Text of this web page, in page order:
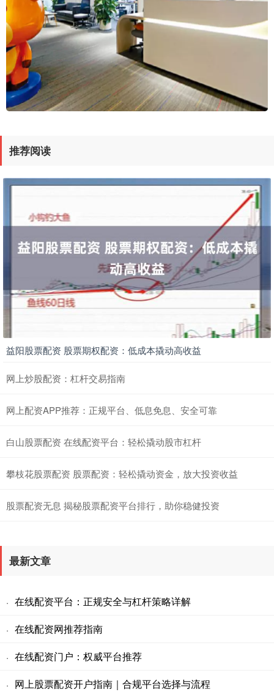
推荐阅读
益阳股票配资 股票期权配资：低成本撬动高收益
网上炒股配资：杠杆交易指南
网上配资APP推荐：正规平台、低息免息、安全可靠
白山股票配资 在线配资平台：轻松撬动股市杠杆
攀枝花股票配资 股票配资：轻松撬动资金，放大投资收益
股票配资无息 揭秘股票配资平台排行，助你稳健投资
最新文章
· 在线配资平台：正规安全与杠杆策略详解
· 在线配资网推荐指南
· 在线配资门户：权威平台推荐
· 网上股票配资开户指南｜合规平台选择与流程